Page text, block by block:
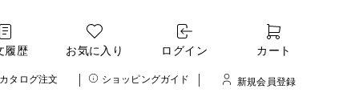
履歴 お気に入り ログイン カート
カタログ注文 ショッピングガイド 新規会員登録